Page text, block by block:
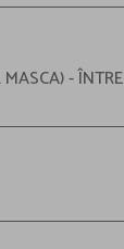
- ÎNTRE